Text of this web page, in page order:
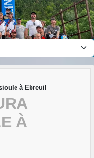
à Ebreuil
À